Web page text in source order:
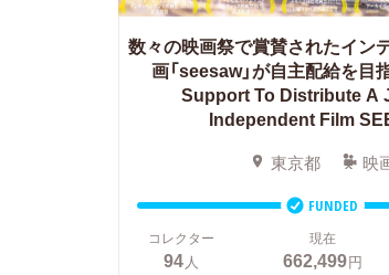
数々の映画祭で賞賛されたイン
画「seesaw」が自主配給を目
Support To Distribute A
Independent Film
東京都 映
FUNDED
コレクター
94人
現在
662,499円